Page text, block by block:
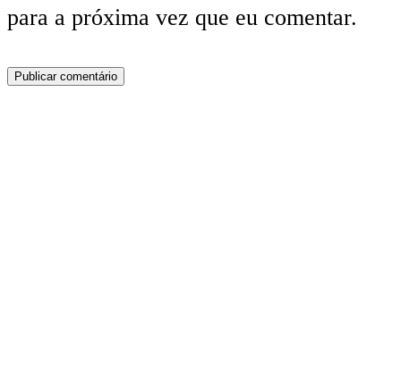
para a próxima vez que eu comentar.